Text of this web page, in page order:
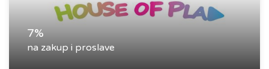
7%
na zakup i proslave